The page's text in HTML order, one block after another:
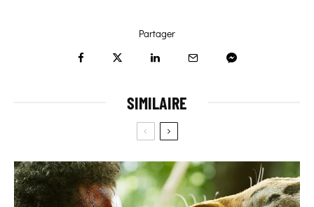
Partager
SIMILAIRE